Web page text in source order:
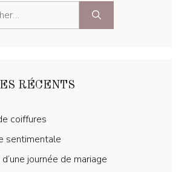
RÉCENTS
coiffures
sentimentale
journée de mariage